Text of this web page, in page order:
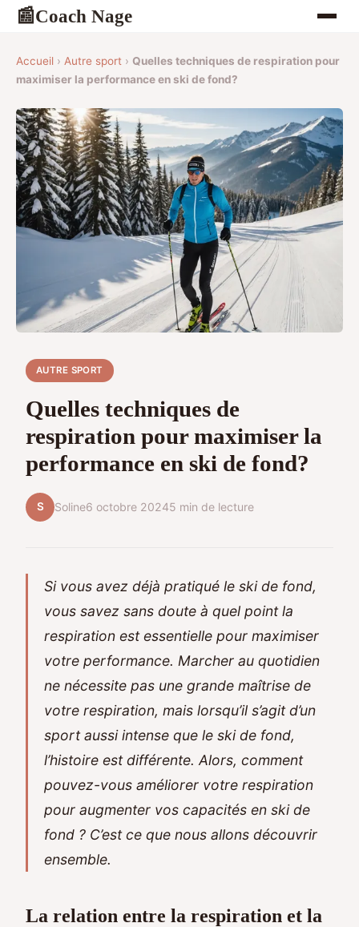
📰Coach Nage
Accueil › Autre sport › Quelles techniques de respiration pour
maximiser la performance en ski de fond?
AUTRE SPORT
Quelles techniques de
respiration pour maximiser la
performance en ski de fond?
S Soline6 octobre 20245 min de lecture
Si vous avez déjà pratiqué le ski de fond,
vous savez sans doute à quel point la
respiration est essentielle pour maximiser
votre performance. Marcher au quotidien
ne nécessite pas une grande maîtrise de
votre respiration, mais lorsqu’il s’agit d’un
sport aussi intense que le ski de fond,
l’histoire est différente. Alors, comment
pouvez-vous améliorer votre respiration
pour augmenter vos capacités en ski de
fond ? C’est ce que nous allons découvrir
ensemble.
La relation entre la respiration et la